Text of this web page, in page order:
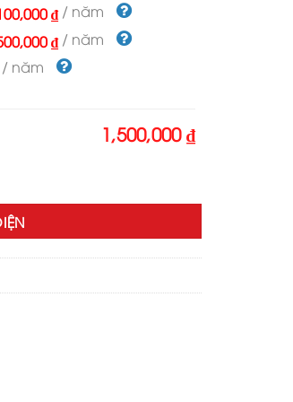
₫.
₫ / năm
₫ / năm
/ năm
1,500,000 ₫